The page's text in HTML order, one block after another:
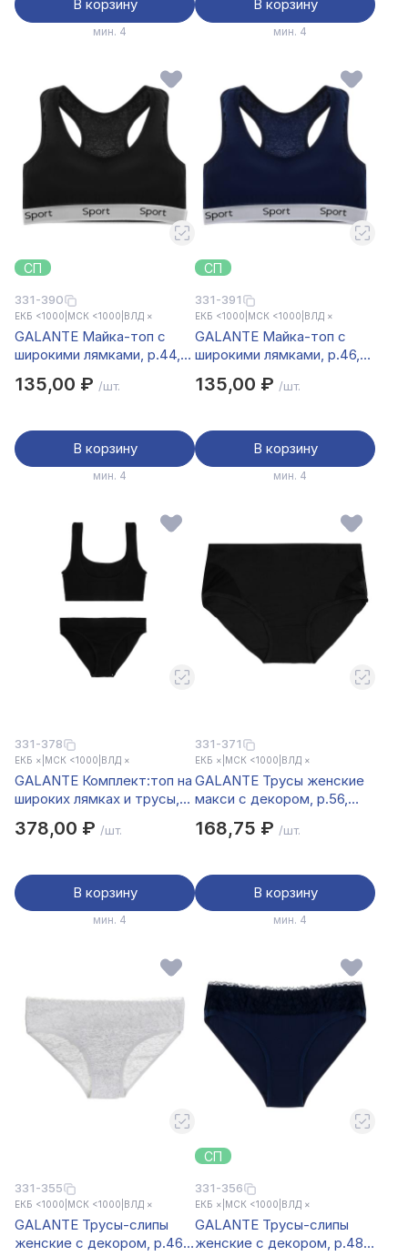
В корзину
мин. 4
В корзину
мин. 4
СП
331-390
ЕКБ <1000 МСК <1000 ВЛД ×
GALANTE Майка-топ с
широкими лямками, р.44,
черный, НБ25-21
135,00 ₽ /шт.
В корзину
мин. 4
СП
331-391
ЕКБ <1000 МСК <1000 ВЛД ×
GALANTE Майка-топ с
широкими лямками, р.46,
синий, НБ25-21
135,00 ₽ /шт.
В корзину
мин. 4
331-378
ЕКБ × МСК <1000 ВЛД ×
GALANTE Комплект:топ на
широких лямках и трусы,
10%спандекс, черный,
378,00 ₽ /шт.
В корзину
мин. 4
331-371
ЕКБ × МСК <1000 ВЛД ×
GALANTE Трусы женские
макси с декором, р.56,
черный, НБ25-15
168,75 ₽ /шт.
В корзину
мин. 4
331-355
ЕКБ <1000 МСК <1000 ВЛД ×
GALANTE Трусы-слипы
женские с декором, р.46,
СП
331-356
ЕКБ × МСК <1000 ВЛД ×
GALANTE Трусы-слипы
женские с декором, р.48,